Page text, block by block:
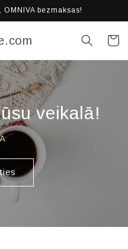
bezmaksas!
Grozs
veikalā!